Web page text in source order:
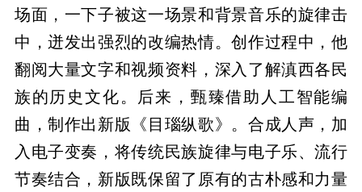
场面，一下子被这一场景和背景音乐的旋律击
中，迸发出强烈的改编热情。创作过程中，他
翻阅大量文字和视频资料，深入了解滇西各民
族的历史文化。后来，甄臻借助人工智能编
曲，制作出新版《目瑙纵歌》。合成人声，加
入电子变奏，将传统民族旋律与电子乐、流行
节奏结合，新版既保留了原有的古朴感和力量